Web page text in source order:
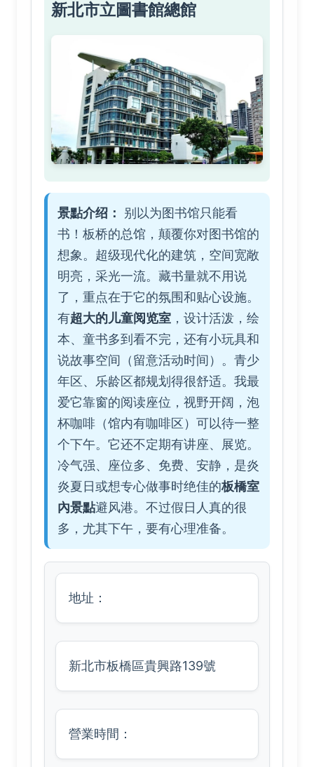
新北市立圖書館總館
景點介绍：
别以为图书馆只能看
书！板桥的总馆，颠覆你对图书馆的
想象。超级现代化的建筑，空间宽敞
明亮，采光一流。藏书量就不用说
了，重点在于它的氛围和贴心设施。
有超大的儿童阅览室 ，设计活泼，绘
本、童书多到看不完，还有小玩具和
说故事空间（留意活动时间）。青少
年区、乐龄区都规划得很舒适。我最
爱它靠窗的阅读座位，视野开阔，泡
杯咖啡（馆内有咖啡区）可以待一整
个下午。它还不定期有讲座、展览。
冷气强、座位多、免费、安静，是炎
炎夏日或想专心做事时绝佳的板橋室
內景點避风港。不过假日人真的很
多，尤其下午，要有心理准备。
地址：
新北市板橋區貴興路139號
營業時間：